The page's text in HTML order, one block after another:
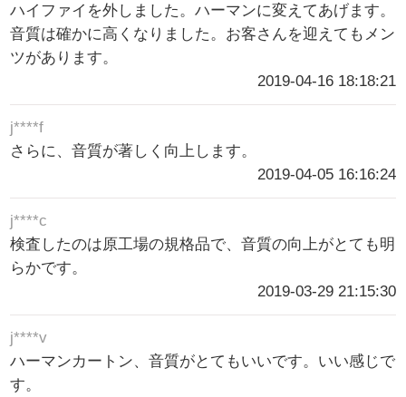
ハイファイを外しました。ハーマンに変えてあげます。
音質は確かに高くなりました。お客さんを迎えてもメン
ツがあります。
2019-04-16 18:18:21
j****f
さらに、音質が著しく向上します。
2019-04-05 16:16:24
j****c
検査したのは原工場の規格品で、音質の向上がとても明
らかです。
2019-03-29 21:15:30
j****v
ハーマンカートン、音質がとてもいいです。いい感じで
す。